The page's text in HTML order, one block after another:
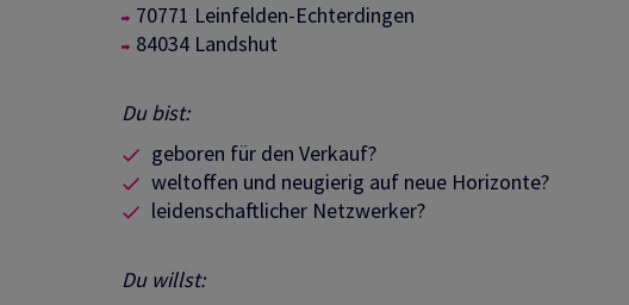
70771 Leinfelden-Echterdingen
84034 Landshut
Du bist:
geboren für den Verkauf?
weltoffen und neugierig auf neue Horizonte?
leidenschaftlicher Netzwerker?
Du willst: